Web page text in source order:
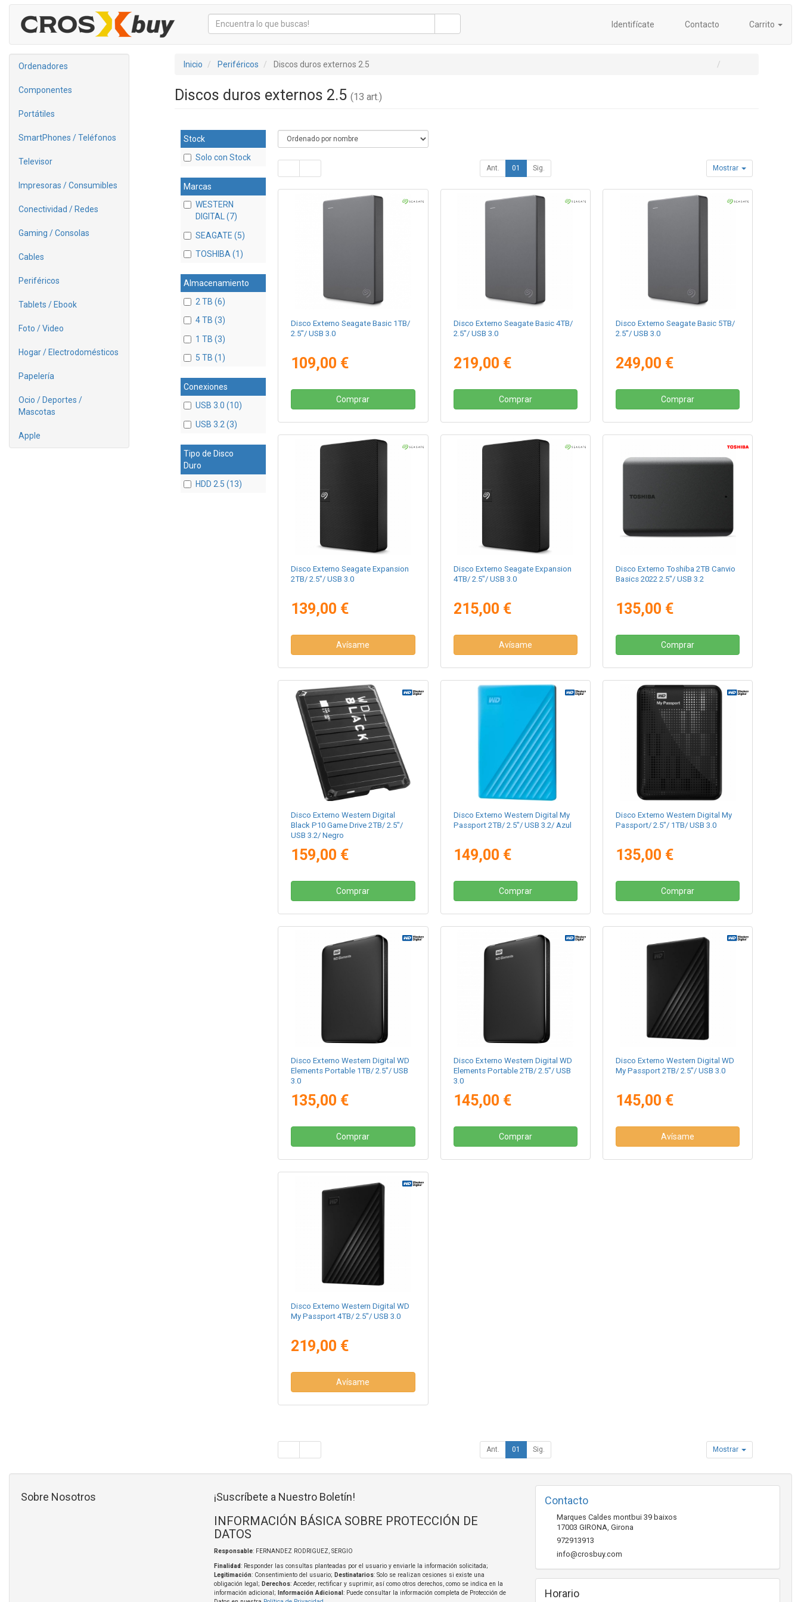
Identifícate Contacto Carrito
Ordenadores
Componentes
Portátiles
SmartPhones / Teléfonos
Televisor
Impresoras / Consumibles
Conectividad / Redes
Gaming / Consolas
Cables
Periféricos
Tablets / Ebook
Foto / Video
Hogar / Electrodomésticos
Papelería
Ocio / Deportes /
Mascotas
Apple
Inicio Periféricos Discos duros externos 2.5
Discos duros externos 2.5 (13 art.)
Stock
Solo con Stock
Marcas
WESTERN
DIGITAL (7)
SEAGATE (5)
TOSHIBA (1)
Almacenamiento
2 TB (6)
4 TB (3)
1 TB (3)
5 TB (1)
Conexiones
USB 3.0 (10)
USB 3.2 (3)
Tipo de Disco
Duro
HDD 2.5 (13)
Ant. 01 Sig. Mostrar
Disco Externo Seagate Basic 1TB/
2.5"/ USB 3.0
109,00 €
Comprar
Disco Externo Seagate Basic 4TB/
2.5"/ USB 3.0
219,00 €
Comprar
Disco Externo Seagate Basic 5TB/
2.5"/ USB 3.0
249,00 €
Comprar
Disco Externo Seagate Expansion
2TB/ 2.5"/ USB 3.0
139,00 €
Avísame
Disco Externo Seagate Expansion
4TB/ 2.5"/ USB 3.0
215,00 €
Avísame
Disco Externo Toshiba 2TB Canvio
Basics 2022 2.5"/ USB 3.2
135,00 €
Comprar
Disco Externo Western Digital
Black P10 Game Drive 2TB/ 2.5"/
USB 3.2/ Negro
159,00 €
Comprar
Disco Externo Western Digital My
Passport 2TB/ 2.5"/ USB 3.2/ Azul
149,00 €
Comprar
Disco Externo Western Digital My
Passport/ 2.5"/ 1TB/ USB 3.0
135,00 €
Comprar
Disco Externo Western Digital WD
Elements Portable 1TB/ 2.5"/ USB
3.0
135,00 €
Comprar
Disco Externo Western Digital WD
Elements Portable 2TB/ 2.5"/ USB
3.0
145,00 €
Comprar
Disco Externo Western Digital WD
My Passport 2TB/ 2.5"/ USB 3.0
145,00 €
Avísame
Disco Externo Western Digital WD
My Passport 4TB/ 2.5"/ USB 3.0
219,00 €
Avísame
Ant. 01 Sig. Mostrar
Sobre Nosotros ¡Suscríbete a Nuestro Boletín!
INFORMACIÓN BÁSICA SOBRE PROTECCIÓN DE
DATOS
Responsable: FERNANDEZ RODRIGUEZ, SERGIO
Finalidad: Responder las consultas planteadas por el usuario y enviarle la información solicitada;
Legitimación: Consentimiento del usuario; Destinatarios: Solo se realizan cesiones si existe una
obligación legal; Derechos: Acceder, rectificar y suprimir, así como otros derechos, como se indica en la
información adicional;
Información Adicional : Puede consultar la información completa de Protección de
Contacto
Marques Caldes montbui 39 baixos
17003 GIRONA Girona
972913913
info@crosbuy.com
Horario